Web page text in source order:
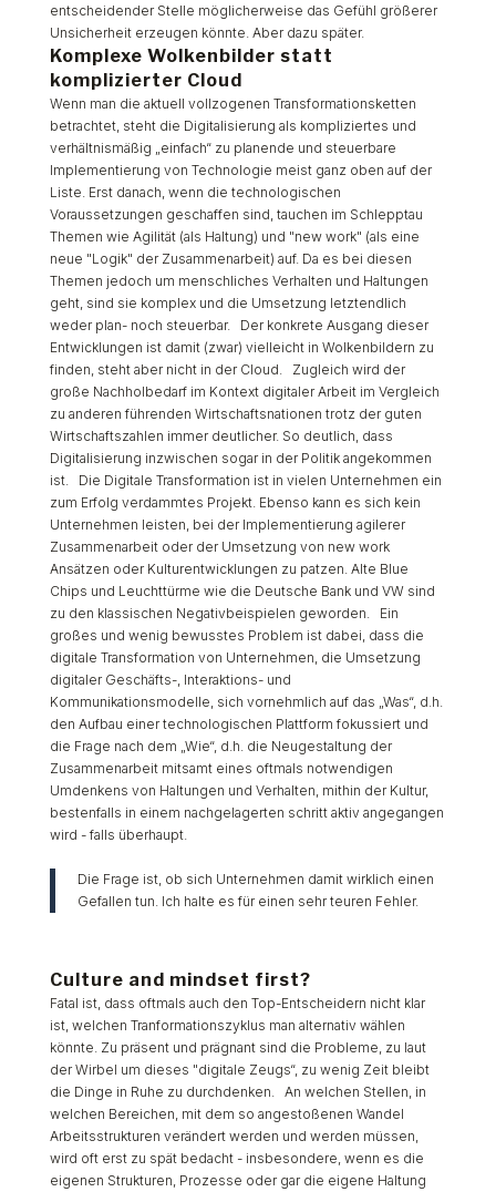
entscheidender Stelle möglicherweise das Gefühl größerer
Unsicherheit erzeugen könnte. Aber dazu später.
Komplexe Wolkenbilder statt
komplizierter Cloud
Wenn man die aktuell vollzogenen Transformationsketten
betrachtet, steht die Digitalisierung als kompliziertes und
verhältnismäßig „einfach“ zu planende und steuerbare
Implementierung von Technologie meist ganz oben auf der
Liste. Erst danach, wenn die technologischen
Voraussetzungen geschaffen sind, tauchen im Schlepptau
Themen wie Agilität (als Haltung) und "new work" (als eine
neue "Logik" der Zusammenarbeit) auf. Da es bei diesen
Themen jedoch um menschliches Verhalten und Haltungen
geht, sind sie komplex und die Umsetzung letztendlich
weder plan- noch steuerbar. Der konkrete Ausgang dieser
Entwicklungen ist damit (zwar) vielleicht in Wolkenbildern zu
finden, steht aber nicht in der Cloud. Zugleich wird der
große Nachholbedarf im Kontext digitaler Arbeit im Vergleich
zu anderen führenden Wirtschaftsnationen trotz der guten
Wirtschaftszahlen immer deutlicher. So deutlich, dass
Digitalisierung inzwischen sogar in der Politik angekommen
ist. Die Digitale Transformation ist in vielen Unternehmen ein
zum Erfolg verdammtes Projekt. Ebenso kann es sich kein
Unternehmen leisten, bei der Implementierung agilerer
Zusammenarbeit oder der Umsetzung von new work
Ansätzen oder Kulturentwicklungen zu patzen. Alte Blue
Chips und Leuchttürme wie die Deutsche Bank und VW sind
zu den klassischen Negativbeispielen geworden. Ein
großes und wenig bewusstes Problem ist dabei, dass die
digitale Transformation von Unternehmen, die Umsetzung
digitaler Geschäfts-, Interaktions- und
Kommunikationsmodelle, sich vornehmlich auf das „Was“, d.h.
den Aufbau einer technologischen Plattform fokussiert und
die Frage nach dem „Wie“, d.h. die Neugestaltung der
Zusammenarbeit mitsamt eines oftmals notwendigen
Umdenkens von Haltungen und Verhalten, mithin der Kultur,
bestenfalls in einem nachgelagerten schritt aktiv angegangen
wird - falls überhaupt.
Die Frage ist, ob sich Unternehmen damit wirklich einen
Gefallen tun. Ich halte es für einen sehr teuren Fehler.
Culture and mindset first?
Fatal ist, dass oftmals auch den Top-Entscheidern nicht klar
ist, welchen Tranformationszyklus man alternativ wählen
könnte. Zu präsent und prägnant sind die Probleme, zu laut
der Wirbel um dieses "digitale Zeugs“, zu wenig Zeit bleibt
die Dinge in Ruhe zu durchdenken. An welchen Stellen, in
welchen Bereichen, mit dem so angestoßenen Wandel
Arbeitsstrukturen verändert werden und werden müssen,
wird oft erst zu spät bedacht - insbesondere, wenn es die
eigenen Strukturen, Prozesse oder gar die eigene Haltung